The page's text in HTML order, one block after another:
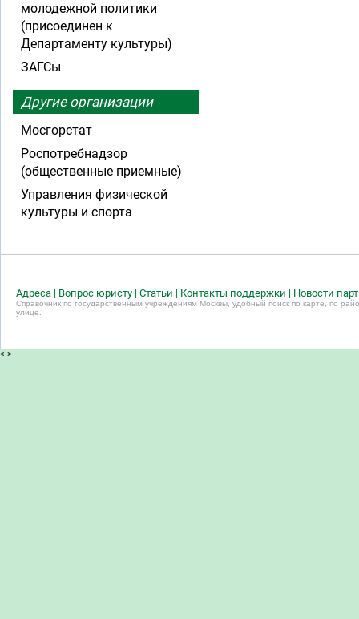
молодежной политики
(присоединен к
Департаменту культуры)
ЗАГСы
Другие организации
Мосгорстат
Роспотребнадзор
(общественные приемные)
Управления физической
культуры и спорта
Адреса | Вопрос юристу | Статьи | Контакты поддержки | Новости
Справочник по государственным учреждениям Москвы, удобный поиск по карте, по
улице.
< >